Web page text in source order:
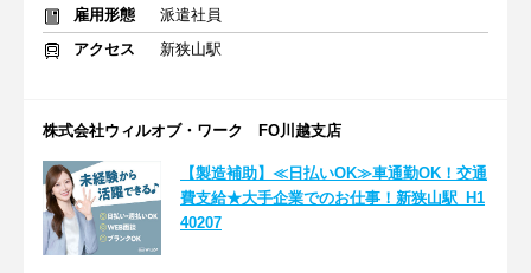
雇用形態
派遣社員
アクセス
新狭山駅
株式会社ウィルオブ・ワーク FO川越支店
【製造補助】≪日払いOK≫車通勤OK！交通
費支給★大手企業でのお仕事！新狭山駅_H1
40207